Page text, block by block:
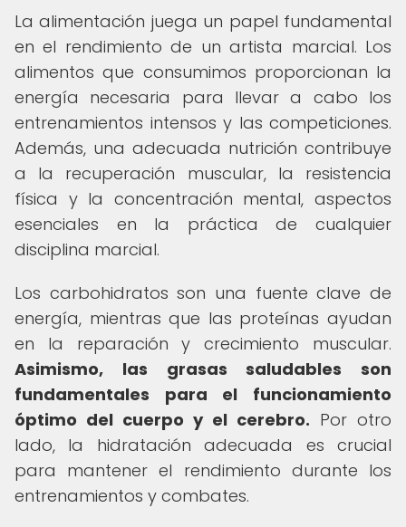
La alimentación juega un papel fundamental
en el rendimiento de un artista marcial. Los
alimentos que consumimos proporcionan la
energía necesaria para llevar a cabo los
entrenamientos intensos y las competiciones.
Además, una adecuada nutrición contribuye
a la recuperación muscular, la resistencia
física y la concentración mental, aspectos
esenciales en la práctica de cualquier
disciplina marcial.
Los carbohidratos son una fuente clave de
energía, mientras que las proteínas ayudan
en la reparación y crecimiento muscular.
Asimismo, las grasas saludables son
fundamentales para el funcionamiento
óptimo del cuerpo y el cerebro. Por otro
lado, la hidratación adecuada es crucial
para mantener el rendimiento durante los
entrenamientos y combates.